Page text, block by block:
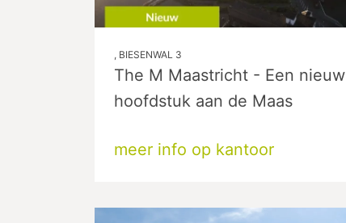
, BIESENWAL 3
The M Maastricht - Een nieuw
hoofdstuk aan de Maas
meer info op kantoor